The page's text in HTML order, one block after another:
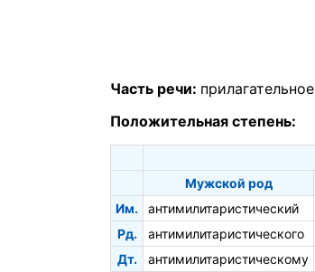
Часть речи: прилагательное
Положительная степень:
Мужской род
Им.
антимилитаристический
Рд.
антимилитаристического
Дт.
антимилитаристическому